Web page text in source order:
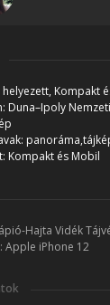
helyezett, Kompakt
Duna–Ipoly
Kompakt és Mobil
Hajta Vidék
Apple iPhone 12